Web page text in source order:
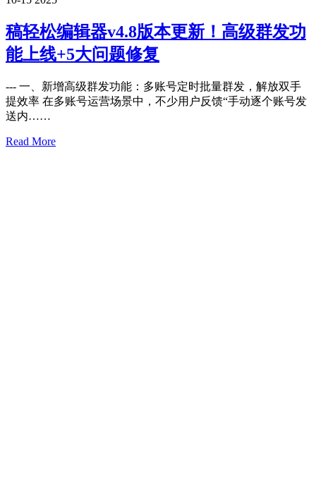
稿轻松编辑器v4.8版本更新！高级群发功
能上线+5大问题修复
--- 一、新增高级群发功能：多账号定时批量群发，解放双手
提效率 在多账号运营场景中，不少用户反馈“手动逐个账号发
送内……
Read More